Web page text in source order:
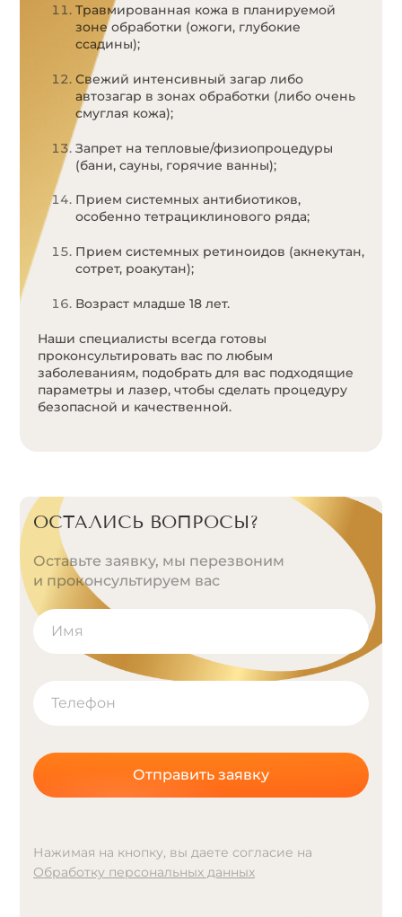
Травмированная кожа в планируемой
зоне обработки (ожоги, глубокие
ссадины);
Свежий интенсивный загар либо
автозагар в зонах обработки (либо очень
смуглая кожа);
Запрет на тепловые/физиопроцедуры
(бани, сауны, горячие ванны);
Прием системных антибиотиков,
особенно тетрациклинового ряда;
Прием системных ретиноидов (акнекутан,
сотрет, роакутан);
Возраст младше 18 лет.
Наши специалисты всегда готовы
проконсультировать вас по любым
заболеваниям, подобрать для вас подходящие
параметры и лазер, чтобы сделать процедуру
безопасной и качественной.
ОСТАЛИСЬ ВОПРОСЫ?
Оставьте заявку, мы перезвоним
и проконсультируем вас
Отправить заявку
Нажимая на кнопку, вы даете согласие на
Обработку персональных данных